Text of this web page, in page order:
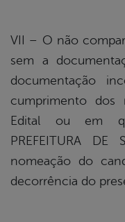
VII – O não
sem a
documentação
cumprimento dos
Edital ou em
PREFEITURA DE
nomeação do
decorrência do